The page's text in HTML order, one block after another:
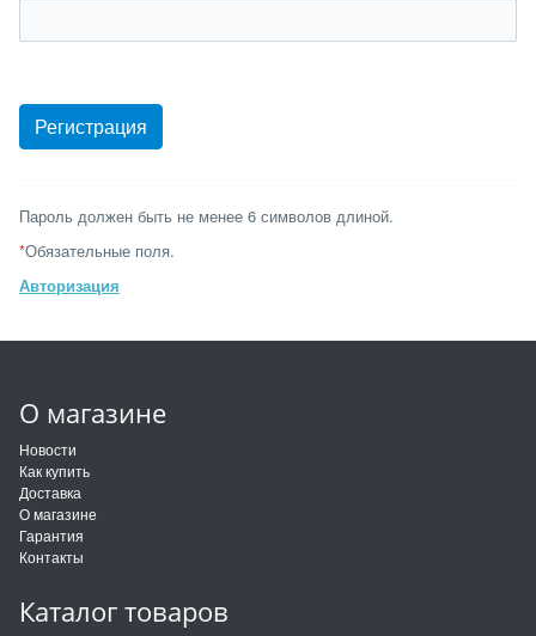
Пароль должен быть не менее 6 символов длиной.
*Обязательные поля.
Авторизация
О магазине
Новости
Как купить
Доставка
О магазине
Гарантия
Контакты
Каталог товаров